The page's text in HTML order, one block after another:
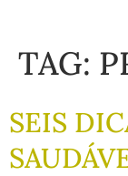
TAG:
SEIS